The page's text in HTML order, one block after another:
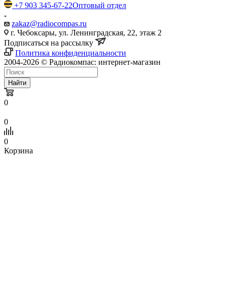
+7 903 345-67-22Оптовый отдел
zakaz@radiocompas.ru
г. Чебоксары, ул. Ленинградская, 22, этаж 2
Подписаться на рассылку
Политика конфиденциальности
2004-2026 © Радиокомпас: интернет-магазин
Найти
0
0
0
Корзина